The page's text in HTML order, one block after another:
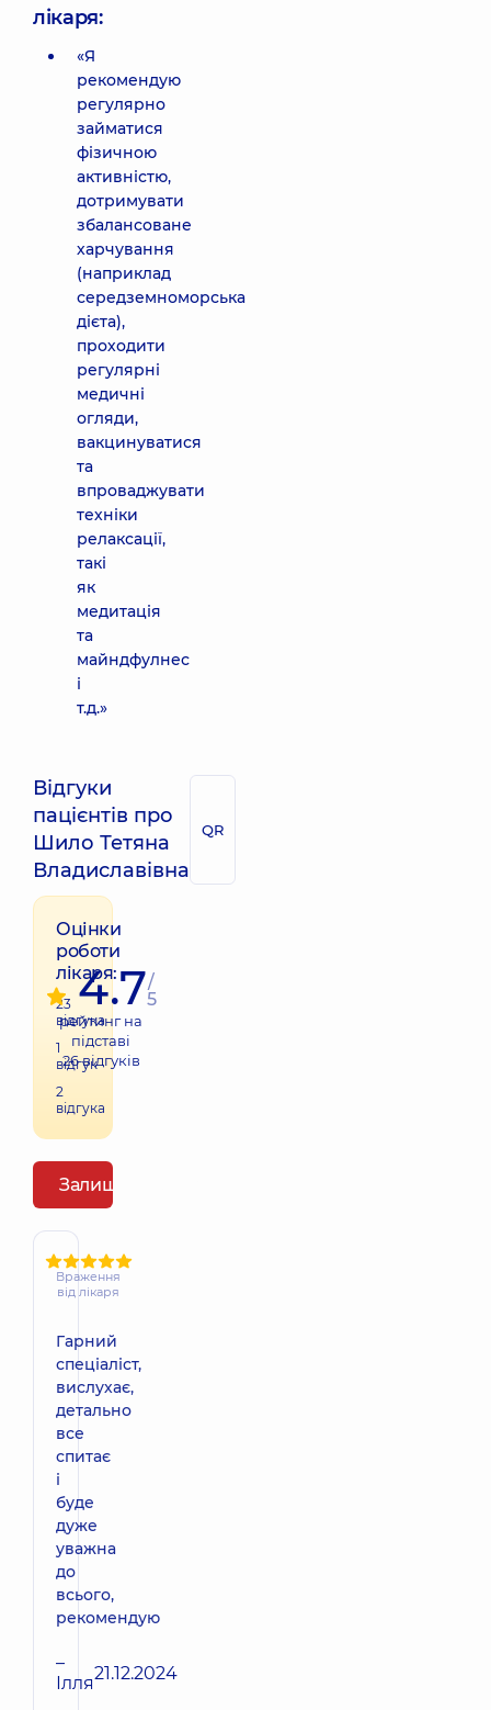
лікаря:
«Я
рекомендую
регулярно
займатися
фізичною
активністю,
дотримувати
збалансоване
харчування
(наприклад
середземноморська
дієта),
проходити
регулярні
медичні
огляди,
вакцинуватися
та
впроваджувати
техніки
релаксації,
такі
як
медитація
та
майндфулнес
і
т.д.»
Відгуки
пацієнтів про
Шило Тетяна
Владиславівна
QR
Оцінки
роботи
лікаря:
23
відгука
1
відгук
2
відгука
4.7/
5
рейтинг на
підставі
26відгуків
Залишити відгук
Враження
від лікаря
Гарний
спеціаліст,
вислухає,
детально
все
спитає
і
буде
дуже
уважна
до
всього,
рекомендую
–
Ілля21.12.2024